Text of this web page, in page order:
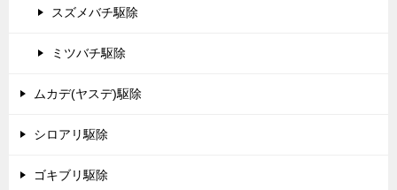
スズメバチ駆除
ミツバチ駆除
ムカデ(ヤスデ)駆除
シロアリ駆除
ゴキブリ駆除